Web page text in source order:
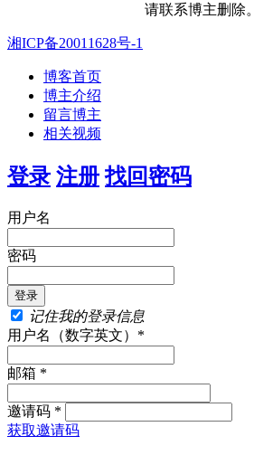
请联系博主删除。
湘ICP备20011628号-1
博客首页
博主介绍
留言博主
相关视频
登录 注册 找回密码
用户名
密码
记住我的登录信息
用户名（数字英文）*
邮箱 *
邀请码 *
获取邀请码